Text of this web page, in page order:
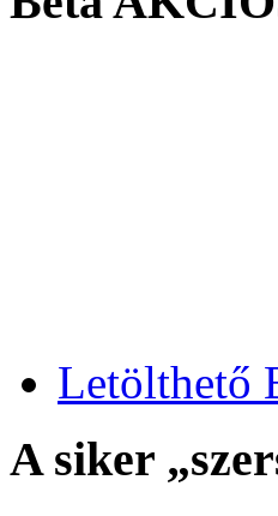
Letölthető
A siker